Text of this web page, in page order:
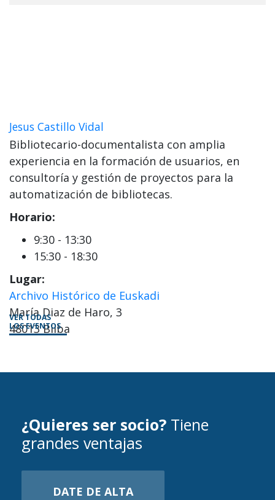
Jesus Castillo Vidal
Bibliotecario-documentalista con amplia
experiencia en la formación de usuarios, en
consultoría y gestión de proyectos para la
automatización de bibliotecas.
Horario:
9:30 - 13:30
15:30 - 18:30
Lugar:
Archivo Histórico de Euskadi
María Diaz de Haro, 3
48013 Bilba
VER TODAS
LOS EVENTOS
¿Quieres ser socio? Tiene
grandes ventajas
DATE DE ALTA